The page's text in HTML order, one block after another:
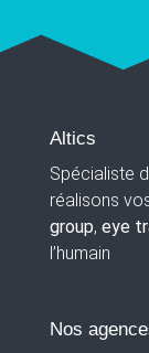
Altics
Spécialiste
réalisons
group, eye
l’humain
Nos